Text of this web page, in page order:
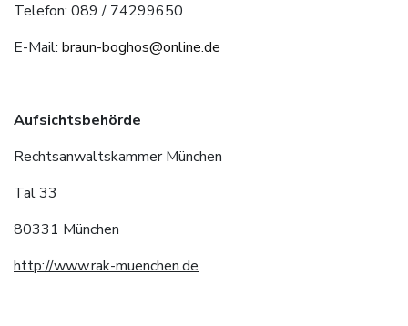
Telefon: 089 / 74299650
E-Mail: braun-boghos@online.de
Aufsichtsbehörde
Rechtsanwaltskammer München
Tal 33
80331 München
http://www.rak-muenchen.de